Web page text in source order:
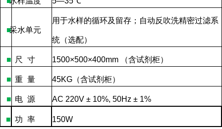
■采水单元
用于水样的循环及留存；自动反吹洗精密过滤系
统（选配）
■ 尺 寸 1500×500×400mm （含试剂柜）
■ 重 量 45KG （含试剂柜）
■ 电 源 AC 220V ± 10%, 50Hz ± 1%
■ 功 率 150W